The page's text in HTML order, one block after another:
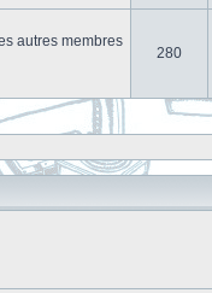
autres membres
280